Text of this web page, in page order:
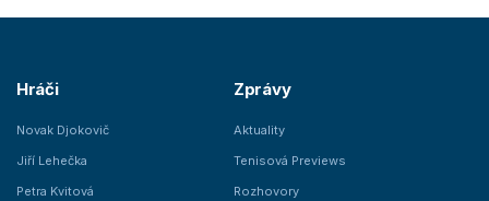
Hráči
Novak Djokovič
Jiří Lehečka
Petra Kvitová
Zprávy
Aktuality
Tenisová Previews
Rozhovory